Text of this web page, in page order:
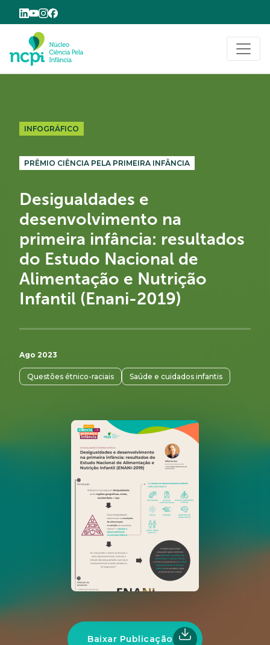
INFOGRÁFICO
PRÊMIO CIÊNCIA PELA PRIMEIRA INFÂNCIA
Desigualdades e
desenvolvimento na
primeira infância: resultados
do Estudo Nacional de
Alimentação e Nutrição
Infantil (Enani-2019)
Ago 2023
Questões étnico-raciais Saúde e cuidados infantis
Baixar Publicação